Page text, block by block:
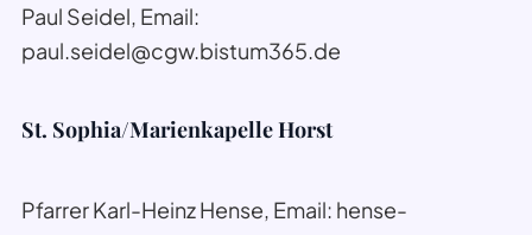
Paul Seidel, Email:
paul.seidel@cgw.bistum365.de
St. Sophia/Marienkapelle Horst
Pfarrer Karl-Heinz Hense, Email: hense-